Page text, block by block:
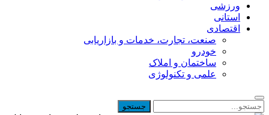
ورزشی
استانی
اقتصادی
صنعت، تجارت، خدمات و بازاریابی
خودرو
ساختمان و املاک
علمی و تکنولوژی